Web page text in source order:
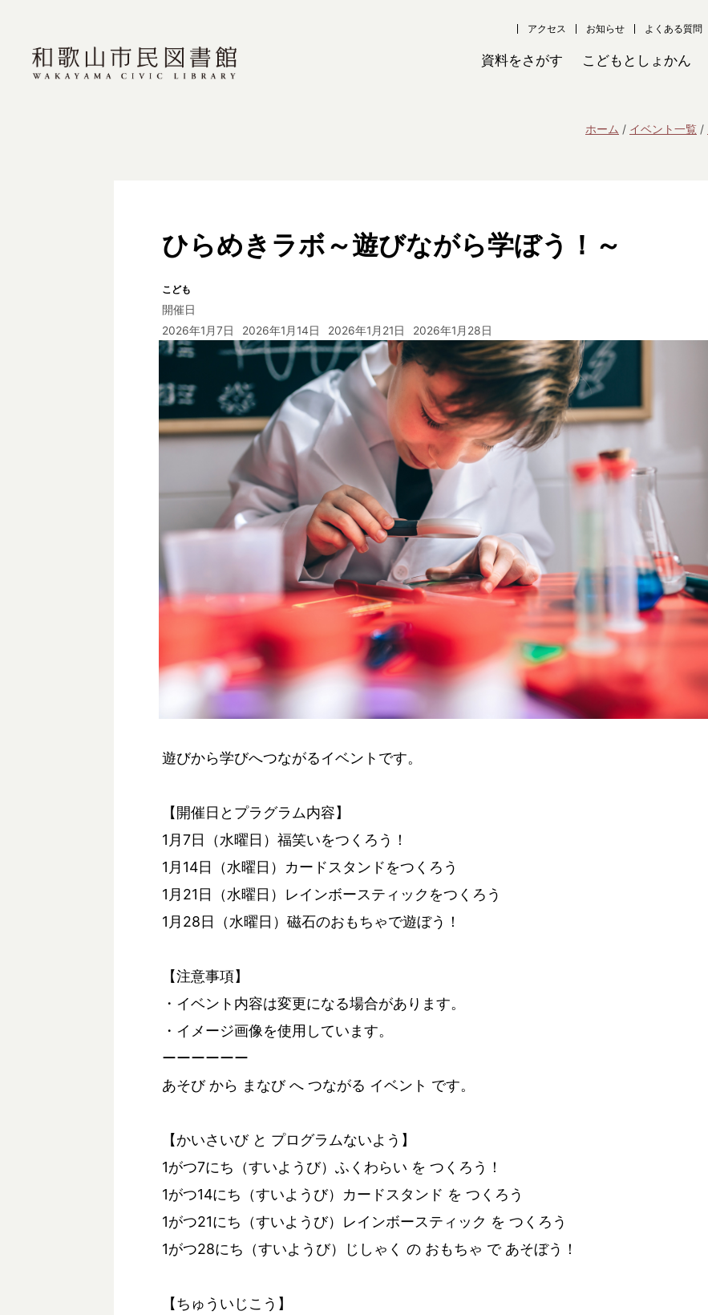
アクセス お知らせ よくある質問
資料をさがす こどもとしょかん
ホーム イベント一覧
ひらめきラボ～遊びながら学ぼう！～
こども
開催日
2026年1月7日
2026年1月14日 2026年1月21日 2026年1月28日
遊びから学びへつながるイベントです。
【開催日とプラグラム内容】
1月7日（水曜日）福笑いをつくろう！
1月14日（水曜日）カードスタンドをつくろう
1月21日（水曜日）レインボースティックをつくろう
1月28日（水曜日）磁石のおもちゃで遊ぼう！
【注意事項】
・イベント内容は変更になる場合があります。
・イメージ画像を使用しています。
ーーーーーー
あそび から まなび へ つながる イベント です。
【かいさいび と プログラムないよう】
1がつ7にち（すいようび）ふくわらい を つくろう！
1がつ14にち（すいようび）カードスタンド を つくろう
1がつ21にち（すいようび）レインボースティック を つくろう
1がつ28にち（すいようび）じしゃく の おもちゃ で あそぼう！
【ちゅういじこう】